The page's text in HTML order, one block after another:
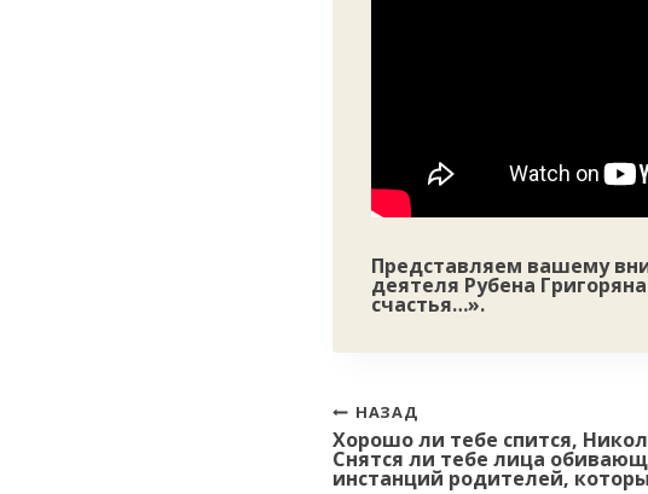
Представляем вашему
деятеля Рубена
счастья…».
Навигация
по
записям
НАЗАД
Хорошо ли тебе спится,
Снятся ли тебе лица
инстанций родителей,